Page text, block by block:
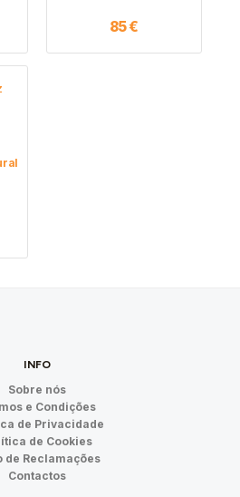
85€
INFO
Sobre nós
e Condições
de Privacidade
de Cookies
de Reclamações
Contactos